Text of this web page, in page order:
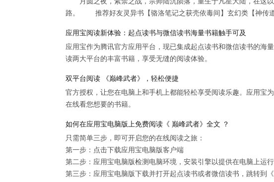
路。 推荐好友灵异书【骆洛笔记之获壳依毒间】玄幻类
应用宝阅读新体验：起点读书与微信读书海量书籍触手可及
应用宝作为腾讯官方应用平台，现已集成起点读书和微信读书的海
读两大平台的丰富书籍，享受无缝的阅读体验。
双平台阅读 《巅峰武者》，轻松便捷
官方授权，让您在电脑上和手机上都能轻松享受阅读乐趣。应用宝
在线看您想要的书籍。
如何在应用宝电脑版上免费阅读《 巅峰武者》全文 ？
只需简单三步，即可开启您的在线阅读之旅：
第一步：点击下载应用宝电脑版客户端
第二步：应用宝电脑版检测电脑环境，安装引擎以提供在电脑上运
第三步：应用宝电脑版下载并打开起点读书或者微信读书，跳转到